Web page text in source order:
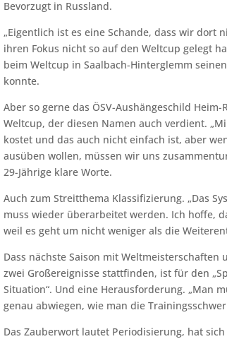
Bevorzugt in Russland.
„Eigentlich ist es eine Schande, dass wir
ihren Fokus nicht so auf den Weltcup gelegt
beim Weltcup in Saalbach-Hinterglemm
konnte.
Aber so gerne das ÖSV-Aushängeschild
Weltcup, der diesen Namen auch verdient.
kostet und das auch nicht einfach ist, aber
ausüben wollen, müssen wir uns
29-Jährige klare Worte.
Auch zum Streitthema Klassifizierung. „Das
muss wieder überarbeitet werden. Ich hoffe,
weil es geht um nicht weniger als die
Dass nächste Saison mit Weltmeisterschaften
zwei Großereignisse stattfinden, ist für den
Situation“. Und eine Herausforderung. „Man
genau abwiegen, wie man die
Das Zauberwort lautet Periodisierung, hat